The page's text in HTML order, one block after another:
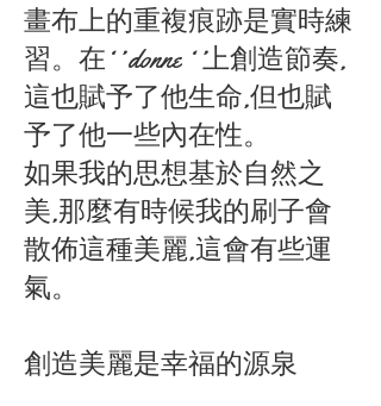
畫布上的重複痕跡是實時練
習。在‘ ’ donne ‘ ’上創造節奏,
這也賦予了他生命,但也賦
予了他一些內在性。
如果我的思想基於自然之
美,那麼有時候我的刷子會
散佈這種美麗,這會有些運
氣。
創造美麗是幸福的源泉